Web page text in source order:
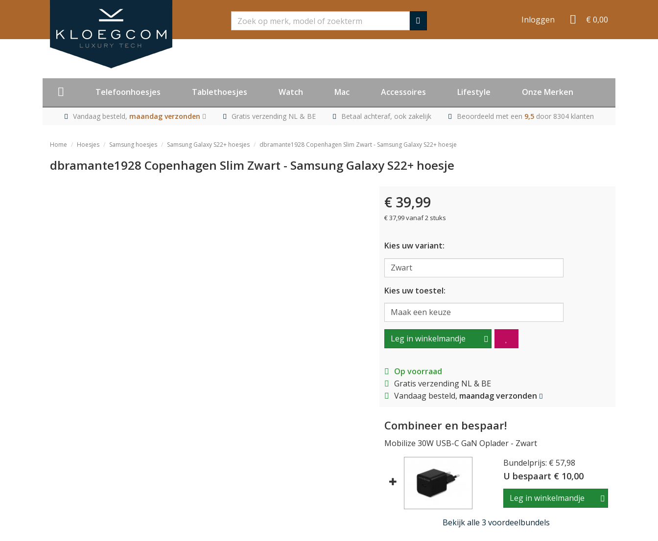
Zoeken Inloggen € 0,00
Telefoonhoesjes Tablethoesjes Watch Mac Accessoires Lifestyle Onze Merken
Vandaag besteld, maandag verzonden Gratis verzending NL & BE Betaal achteraf, ook zakelijk Beoordeeld met een 9,5 door 8304 klanten
Home Hoesjes Samsung hoesjes Samsung Galaxy S22+ hoesjes dbramante1928 Copenhagen Slim Zwart - Samsung Galaxy S22+ hoesje
dbramante1928 Copenhagen Slim Zwart - Samsung Galaxy S22+ hoesje
€ 39,99
€ 37,99 vanaf 2 stuks
Kies uw variant:
Kies uw toestel:
Leg in winkelmandje
Op voorraad
Gratis verzending NL & BE
Vandaag besteld, maandag verzonden
Combineer en bespaar!
Mobilize 30W USB-C GaN Oplader - Zwart
Bundelprijs: € 57,98
U bespaart € 10,00
Leg in winkelmandje
Bekijk alle 3 voordeelbundels